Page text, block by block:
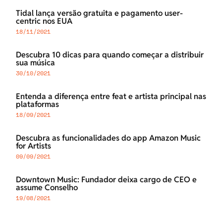
Tidal lança versão gratuita e pagamento user-
centric nos EUA
18/11/2021
Descubra 10 dicas para quando começar a distribuir
sua música
30/10/2021
Entenda a diferença entre feat e artista principal nas
plataformas
18/09/2021
Descubra as funcionalidades do app Amazon Music
for Artists
09/09/2021
Downtown Music: Fundador deixa cargo de CEO e
assume Conselho
19/08/2021